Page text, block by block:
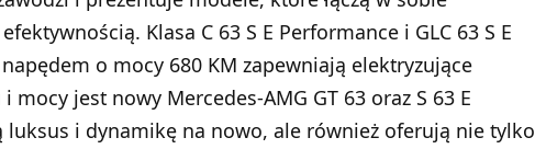
Klasa C 63 S E Performance i GLC 63 S E
o mocy 680 KM zapewniają elektryzujące
mocy jest nowy Mercedes-AMG GT 63 oraz S 63 E
i dynamikę na nowo, ale również oferują nie tylko